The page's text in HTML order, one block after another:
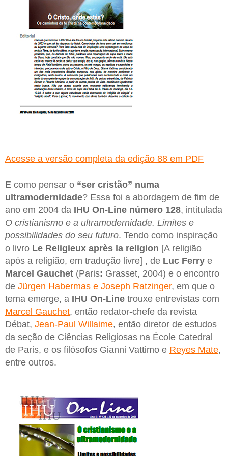
Acesse a versão completa da edição 88 em PDF
E como pensar o “ser cristão” numa
ultramodernidade? Essa foi a abordagem de fim de
ano em 2004 da IHU On-Line número 128, intitulada
O cristianismo e a ultramodernidade. Limites e
possibilidades do seu futuro. Tendo como inspiração
o livro Le Religieux après la religion [A religião
após a religião, em tradução livre] , de Luc Ferry e
Marcel Gauchet (Paris: Grasset, 2004) e o encontro
de Jürgen Habermas e Joseph Ratzinger, em que o
tema emerge, a IHU On-Line trouxe entrevistas com
Marcel Gauchet, então redator-chefe da revista
Débat, Jean-Paul Willaime, então diretor de estudos
da seção de Ciências Religiosas na École Catedral
de Paris, e os filósofos Gianni Vattimo e Reyes Mate,
entre outros.